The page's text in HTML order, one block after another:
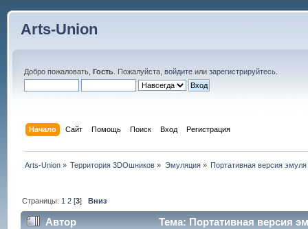
Arts-Union
Добро пожаловать, Гость. Пожалуйста, войдитеили зарегистрируйтесь.
Начало Сайт Помощь Поиск Вход Регистрация
Arts-Union » Территория 3DOшников » Эмуляция» Портативная версия эмуля
Страницы: 1 2 [3]Вниз
Автор Тема: Портативная версия